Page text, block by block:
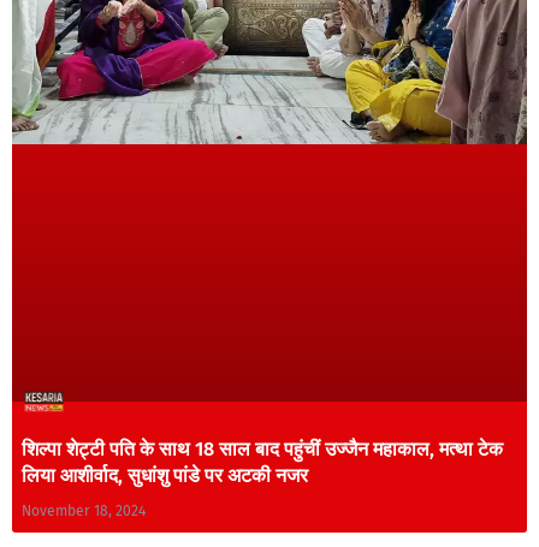
शिल्पा शेट्टी पति के साथ 18 साल बाद पहुंचीं उज्जैन महाकाल, मत्था टेक
लिया आशीर्वाद, सुधांशु पांडे पर अटकी नजर
November 18, 2024